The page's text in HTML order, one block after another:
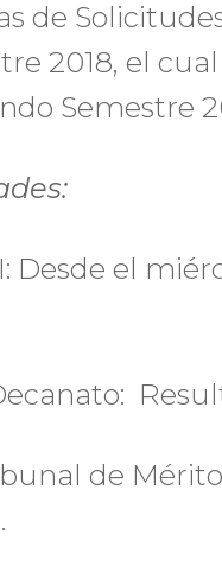
de
2018, el
Semestre
Desde el
de